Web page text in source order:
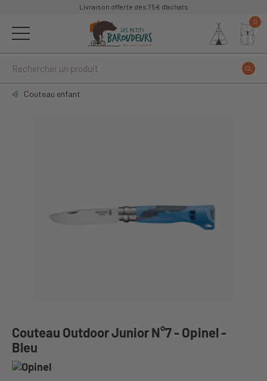
Livraison offerte dès 75€ d'achats
0
Couteau enfant
Couteau Outdoor Junior N°7 - Opinel -
Bleu